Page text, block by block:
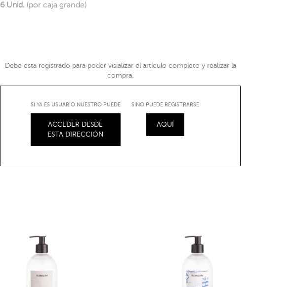
6 Unid. (por caja grande)
Debe esta registrado para poder visializar el artículo completo y realizar la
compra.
SI YA ES USUARIO NUESTRO PUEDE
ACCEDER DESDE
ESTA DIRECCIÓN
SINO PUEDE REGISTRARSE
AQUÍ